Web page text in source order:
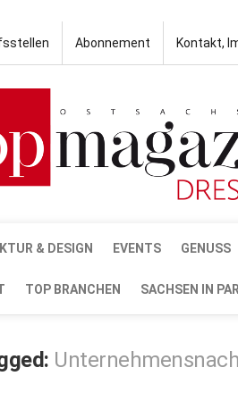
Abonnement Kontakt,
& DESIGN EVENTS GENUSS
TOP BRANCHEN SACHSEN IN